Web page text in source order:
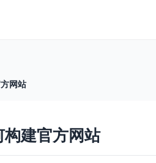
网站
建官方网站